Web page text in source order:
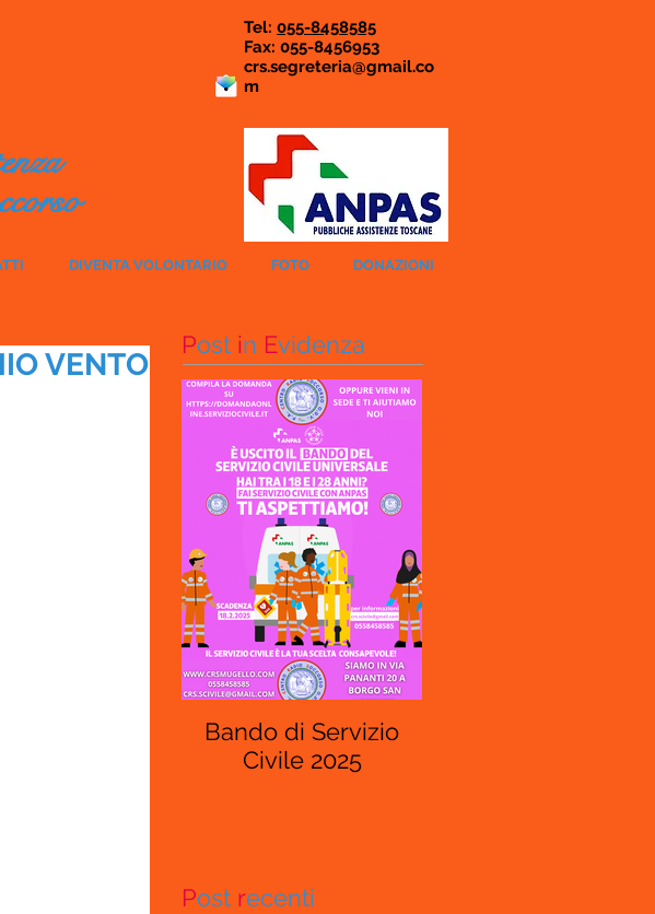
Tel: 055-8458585
Fax: 055-8456953
crs.segreteria@gmail.co
m
DIVENTA VOLONTARIO FOTO DONAZIONI
VENTO
Post in Evidenza
Bando di Servizio
Civile 2025
Post recenti